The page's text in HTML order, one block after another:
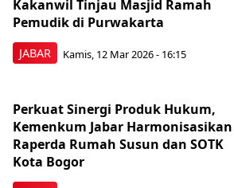
JABAR
Kakanwil Tinjau Masjid Ramah
Pemudik di Purwakarta
Kamis, 12 Mar 2026 - 16:15
Perkuat Sinergi Produk Hukum,
Kemenkum Jabar Harmonisasikan
Raperda Rumah Susun dan SOTK
Kota Bogor